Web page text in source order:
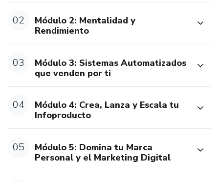
02
Módulo 2: Mentalidad y
Rendimiento
03
Módulo 3: Sistemas Automatizados
que venden por ti
04
Módulo 4: Crea, Lanza y Escala tu
Infoproducto
05
Módulo 5: Domina tu Marca
Personal y el Marketing Digital